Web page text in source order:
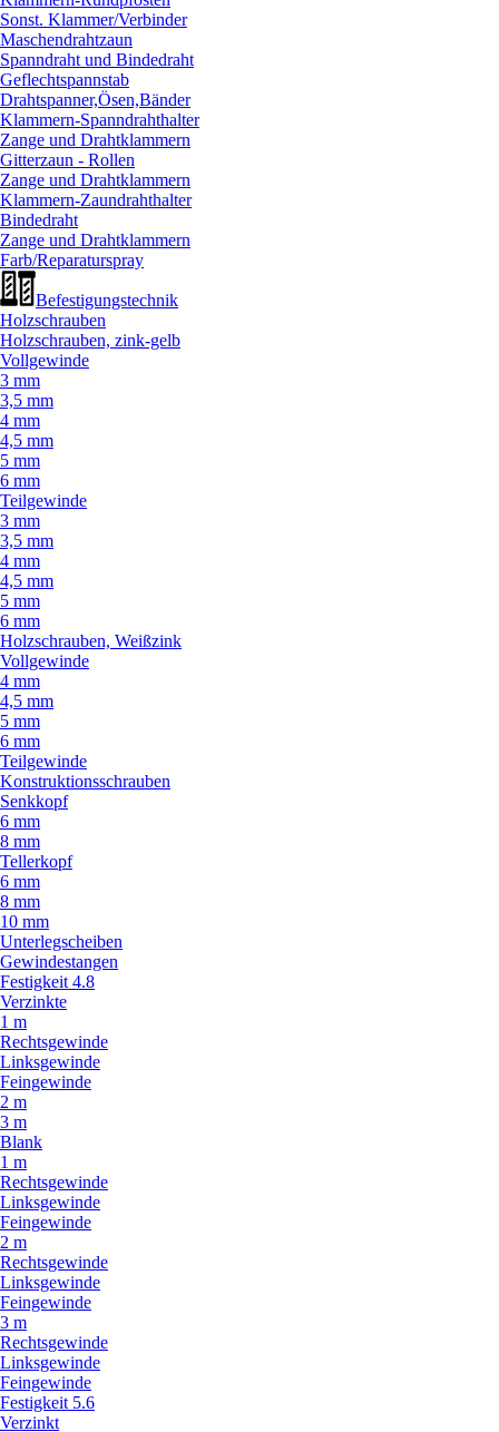
Sonst. Klammer/Verbinder
Maschendrahtzaun
Spanndraht und Bindedraht
Geflechtspannstab
Drahtspanner,Ösen,Bänder
Klammern-Spanndrahthalter
Zange und Drahtklammern
Gitterzaun - Rollen
Zange und Drahtklammern
Klammern-Zaundrahthalter
Bindedraht
Zange und Drahtklammern
Farb/Reparaturspray
Befestigungstechnik
Holzschrauben
Holzschrauben, zink-gelb
Vollgewinde
3 mm
3,5 mm
4 mm
4,5 mm
5 mm
6 mm
Teilgewinde
3 mm
3,5 mm
4 mm
4,5 mm
5 mm
6 mm
Holzschrauben, Weißzink
Vollgewinde
4 mm
4,5 mm
5 mm
6 mm
Teilgewinde
Konstruktionsschrauben
Senkkopf
6 mm
8 mm
Tellerkopf
6 mm
8 mm
10 mm
Unterlegscheiben
Gewindestangen
Festigkeit 4.8
Verzinkte
1 m
Rechtsgewinde
Linksgewinde
Feingewinde
2 m
3 m
Blank
1 m
Rechtsgewinde
Linksgewinde
Feingewinde
2 m
Rechtsgewinde
Linksgewinde
Feingewinde
3 m
Rechtsgewinde
Linksgewinde
Feingewinde
Festigkeit 5.6
Verzinkt